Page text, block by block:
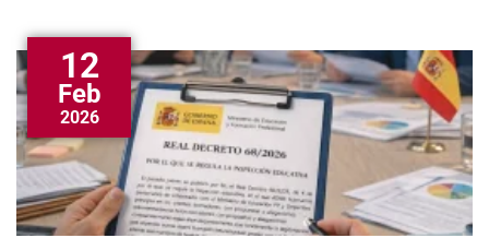
12
Feb
2026